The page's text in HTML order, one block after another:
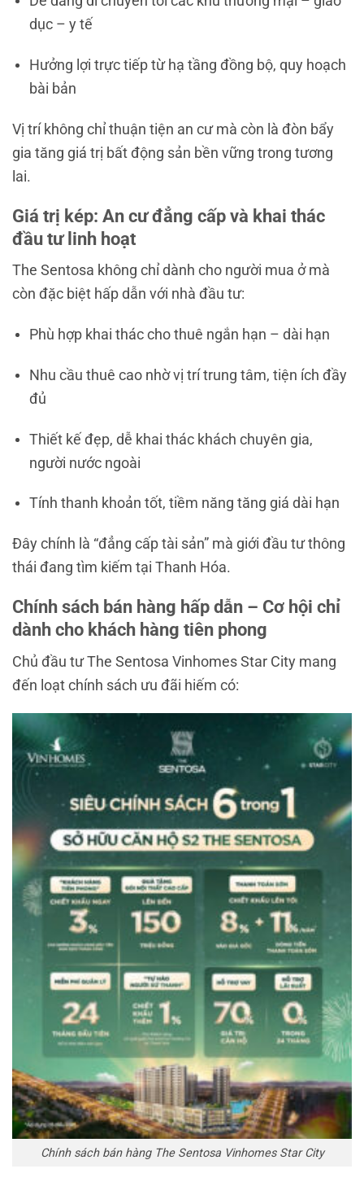
dục – y tế
Hưởng lợi trực tiếp từ hạ tầng đồng bộ, quy hoạch
bài bản
Vị trí không chỉ thuận tiện an cư mà còn là đòn bẩy
gia tăng giá trị bất động sản bền vững trong tương
lai.
Giá trị kép: An cư đẳng cấp và khai thác
đầu tư linh hoạt
The Sentosa không chỉ dành cho người mua ở mà
còn đặc biệt hấp dẫn với nhà đầu tư:
Phù hợp khai thác cho thuê ngắn hạn – dài hạn
Nhu cầu thuê cao nhờ vị trí trung tâm, tiện ích đầy
đủ
Thiết kế đẹp, dễ khai thác khách chuyên gia,
người nước ngoài
Tính thanh khoản tốt, tiềm năng tăng giá dài hạn
Đây chính là “đẳng cấp tài sản” mà giới đầu tư thông
thái đang tìm kiếm tại Thanh Hóa.
Chính sách bán hàng hấp dẫn – Cơ hội chỉ
dành cho khách hàng tiên phong
Chủ đầu tư The Sentosa Vinhomes Star City mang
đến loạt chính sách ưu đãi hiếm có:
Chính sách bán hàng The Sentosa Vinhomes Star City